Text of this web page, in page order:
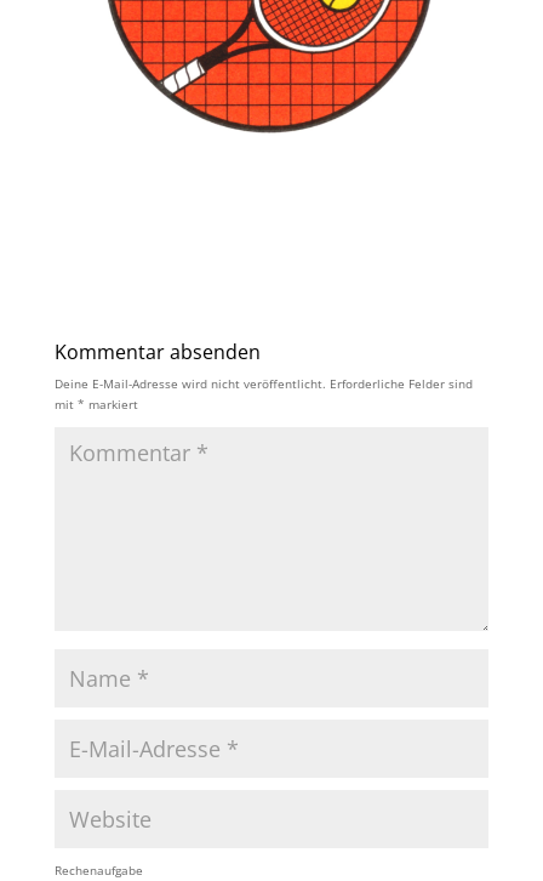
Kommentar absenden
Deine E-Mail-Adresse wird nicht veröffentlicht. Erforderliche Felder sind
mit * markiert
Rechenaufgabe